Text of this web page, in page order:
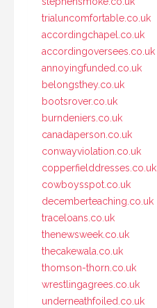
trialuncomfortable.co.uk
accordingchapel.co.uk
accordingoversees.co.uk
annoyingfunded.co.uk
belongsthey.co.uk
bootsrover.co.uk
burndeniers.co.uk
canadaperson.co.uk
conwayviolation.co.uk
copperfielddresses.co.uk
cowboysspot.co.uk
decemberteaching.co.uk
traceloans.co.uk
thenewsweek.co.uk
thecakewala.co.uk
thomson-thorn.co.uk
wrestlingagrees.co.uk
underneathfoiled.co.uk